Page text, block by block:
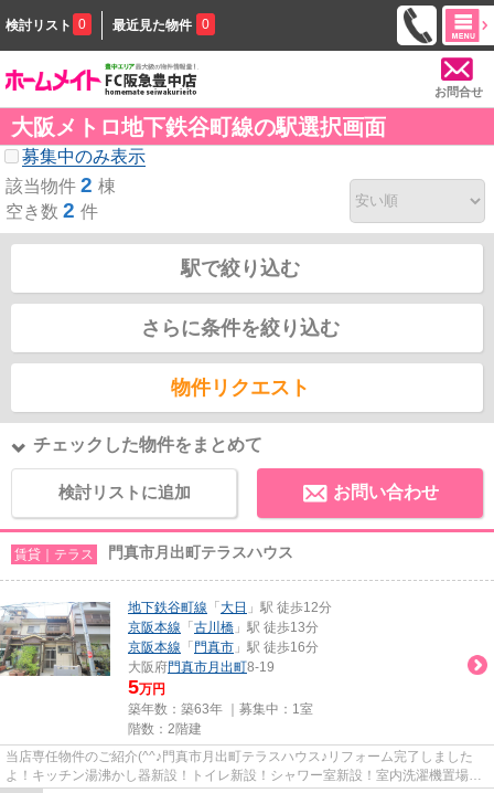
検討リスト 0 最近見た物件 0
お問合せ
大阪メトロ地下鉄谷町線の駅選択画面
募集中のみ表示
該当物件 2 棟
空き数 2 件
駅で絞り込む
さらに条件を絞り込む
物件リクエスト
チェックした物件をまとめて
検討リストに追加 お問い合わせ
賃貸｜テラス 門真市月出町テラスハウス
地下鉄谷町線 「 大日 」駅 徒歩12分
京阪本線 「 古川橋 」駅 徒歩13分
京阪本線 「 門真市 」駅 徒歩16分
大阪府門真市月出町8-19
5万円
築年数：築63年 ｜募集中： 1室
階数：2階建
当店専任物件のご紹介(^^♪門真市月出町テラスハウス♪リフォーム完了しました
よ！キッチン湯沸かし器新設！トイレ新設！シャワー室新設！室内洗濯機置場新